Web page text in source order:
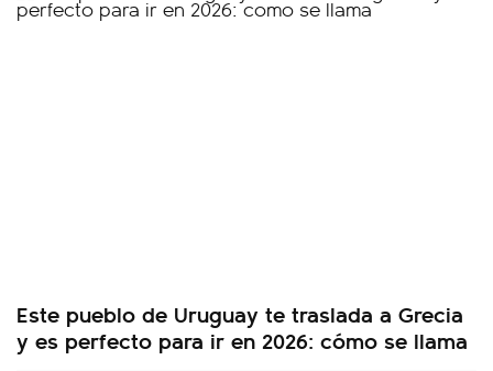
Este pueblo de Uruguay te traslada a Grecia
y es perfecto para ir en 2026: cómo se llama